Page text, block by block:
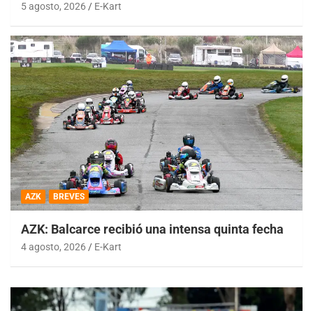
5 agosto, 2026 E-Kart
AZK BREVES
AZK: Balcarce recibió una intensa quinta fecha
4 agosto, 2026 E-Kart